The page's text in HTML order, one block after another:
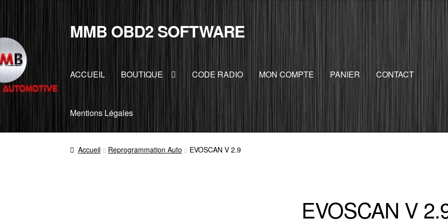
Aller
à
Aller
au
MMB OBD2 SOFTWARE
ACCUEIL BOUTIQUE CODE RADIO MON COMPTE PANIER CONTACT
Mentions Légales
Accueil Reprogrammation Auto EVOSCAN V 2.9
EVOSCAN V